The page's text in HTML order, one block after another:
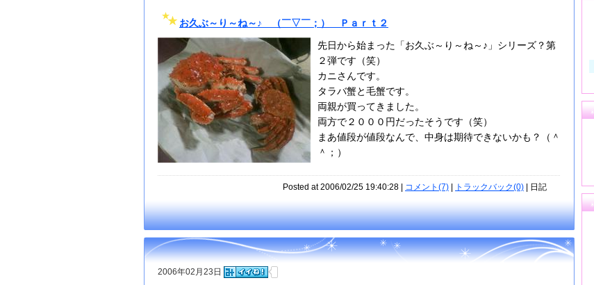
お久ぶ～り～ね～♪ （￣▽￣；） Ｐａｒｔ２
先日から始まった「お久ぶ～り～ね～♪」シリーズ？第
２弾です（笑）
カニさんです。
タラバ蟹と毛蟹です。
両親が買ってきました。
両方で２０００円だったそうです（笑）
まあ値段が値段なんで、中身は期待できないかも？（＾
＾；）
Posted at 2006/02/25 19:40:28 | コメント(7) | トラックバック(0) | 日記
2006年02月23日